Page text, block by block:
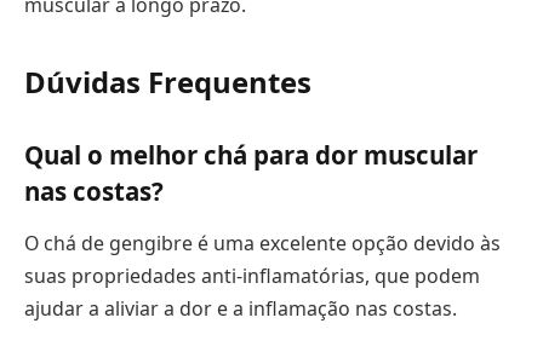
Dúvidas Frequentes
Qual o melhor chá para dor muscular
nas costas?
O chá de gengibre é uma excelente opção devido às
suas propriedades anti-inflamatórias, que podem
ajudar a aliviar a dor e a inflamação nas costas.